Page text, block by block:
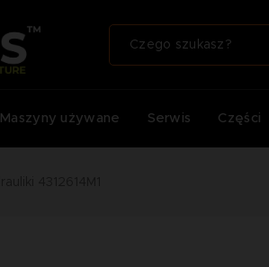
Maszyny używane Serwis Części